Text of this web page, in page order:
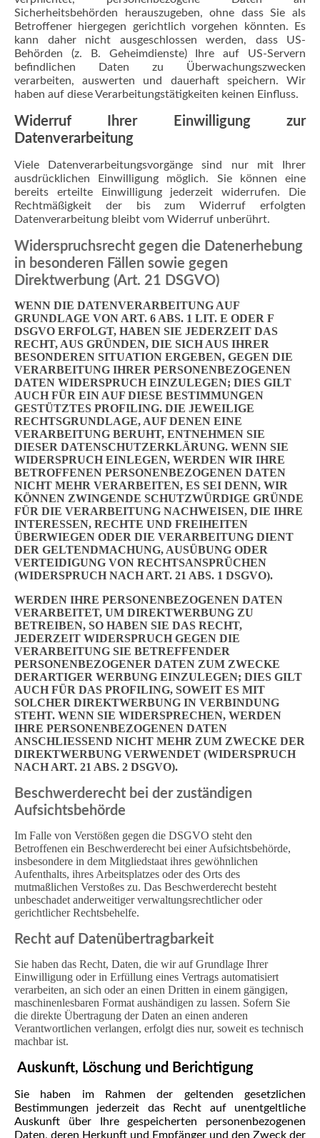
Sicherheitsbehörden herauszugeben, ohne dass Sie als
Betroffener hiergegen gerichtlich vorgehen könnten. Es
kann daher nicht ausgeschlossen werden, dass US-
Behörden (z. B. Geheimdienste) Ihre auf US-Servern
befindlichen Daten zu Überwachungszwecken
verarbeiten, auswerten und dauerhaft speichern. Wir
haben auf diese Verarbeitungstätigkeiten keinen Einfluss.
Widerruf Ihrer Einwilligung zur
Datenverarbeitung
Viele Datenverarbeitungsvorgänge sind nur mit Ihrer
ausdrücklichen Einwilligung möglich. Sie können eine
bereits erteilte Einwilligung jederzeit widerrufen. Die
Rechtmäßigkeit der bis zum Widerruf erfolgten
Datenverarbeitung bleibt vom Widerruf unberührt.
Widerspruchsrecht gegen die Datenerhebung
in besonderen Fällen sowie gegen
Direktwerbung (Art. 21 DSGVO)
WENN DIE DATENVERARBEITUNG AUF
GRUNDLAGE VON ART. 6 ABS. 1 LIT. E ODER F
DSGVO ERFOLGT, HABEN SIE JEDERZEIT DAS
RECHT, AUS GRÜNDEN, DIE SICH AUS IHRER
BESONDEREN SITUATION ERGEBEN, GEGEN DIE
VERARBEITUNG IHRER PERSONENBEZOGENEN
DATEN WIDERSPRUCH EINZULEGEN; DIES GILT
AUCH FÜR EIN AUF DIESE BESTIMMUNGEN
GESTÜTZTES PROFILING. DIE JEWEILIGE
RECHTSGRUNDLAGE, AUF DENEN EINE
VERARBEITUNG BERUHT, ENTNEHMEN SIE
DIESER DATENSCHUTZERKLÄRUNG. WENN SIE
WIDERSPRUCH EINLEGEN, WERDEN WIR IHRE
BETROFFENEN PERSONENBEZOGENEN DATEN
NICHT MEHR VERARBEITEN, ES SEI DENN, WIR
KÖNNEN ZWINGENDE SCHUTZWÜRDIGE GRÜNDE
FÜR DIE VERARBEITUNG NACHWEISEN, DIE IHRE
INTERESSEN, RECHTE UND FREIHEITEN
ÜBERWIEGEN ODER DIE VERARBEITUNG DIENT
DER GELTENDMACHUNG, AUSÜBUNG ODER
VERTEIDIGUNG VON RECHTSANSPRÜCHEN
(WIDERSPRUCH NACH ART. 21 ABS. 1 DSGVO).
WERDEN IHRE PERSONENBEZOGENEN DATEN
VERARBEITET, UM DIREKTWERBUNG ZU
BETREIBEN, SO HABEN SIE DAS RECHT,
JEDERZEIT WIDERSPRUCH GEGEN DIE
VERARBEITUNG SIE BETREFFENDER
PERSONENBEZOGENER DATEN ZUM ZWECKE
DERARTIGER WERBUNG EINZULEGEN; DIES GILT
AUCH FÜR DAS PROFILING, SOWEIT ES MIT
SOLCHER DIREKTWERBUNG IN VERBINDUNG
STEHT. WENN SIE WIDERSPRECHEN, WERDEN
IHRE PERSONENBEZOGENEN DATEN
ANSCHLIESSEND NICHT MEHR ZUM ZWECKE DER
DIREKTWERBUNG VERWENDET (WIDERSPRUCH
NACH ART. 21 ABS. 2 DSGVO).
Beschwerde­recht bei der zuständigen
Aufsichts­behörde
Im Falle von Verstößen gegen die DSGVO steht den
Betroffenen ein Beschwerderecht bei einer Aufsichtsbehörde,
insbesondere in dem Mitgliedstaat ihres gewöhnlichen
Aufenthalts, ihres Arbeitsplatzes oder des Orts des
mutmaßlichen Verstoßes zu. Das Beschwerderecht besteht
unbeschadet anderweitiger verwaltungsrechtlicher oder
gerichtlicher Rechtsbehelfe.
Recht auf Daten­übertrag­barkeit
Sie haben das Recht, Daten, die wir auf Grundlage Ihrer
Einwilligung oder in Erfüllung eines Vertrags automatisiert
verarbeiten, an sich oder an einen Dritten in einem gängigen,
maschinenlesbaren Format aushändigen zu lassen. Sofern Sie
die direkte Übertragung der Daten an einen anderen
Verantwortlichen verlangen, erfolgt dies nur, soweit es technisch
machbar ist.
Auskunft, Löschung und Berichtigung
Sie haben im Rahmen der geltenden gesetzlichen
Bestimmungen jederzeit das Recht auf unentgeltliche
Auskunft über Ihre gespeicherten personenbezogenen
Daten, deren Herkunft und Empfänger und den Zweck der